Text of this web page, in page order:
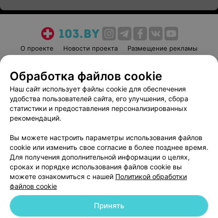
О проекте Новости проекта
Размещение рекламы
Пользовательское соглашение
Способы оплаты
Вакансии
Партнеры
Написать руководителю 103.by
Обработка персональных данных
© 2026 ООО «Артокс Лаб», УНП 191700409 | 220012, Республика Беларусь,
Обработка файлов cookie
Наш сайт использует файлы cookie для обеспечения
удобства пользователей сайта, его улучшения, сбора
статистики и предоставления персонализированных
рекомендаций.
Вы можете настроить параметры использования файлов
cookie или изменить свое согласие в более позднее время.
Для получения дополнительной информации о целях,
сроках и порядке использования файлов cookie вы
можете ознакомиться с нашей Политикой обработки
файлов cookie
Принять